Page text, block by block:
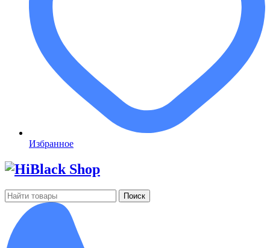
Избранное
Поиск